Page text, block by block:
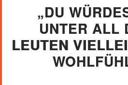
„DU
UNTER ALL
LEUTEN